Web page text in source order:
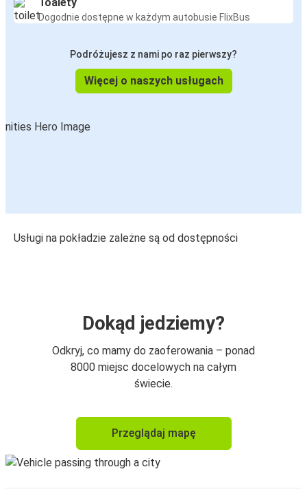
Dogodnie dostępne w każdym autobusie FlixBus
Podróżujesz z nami po raz pierwszy?
Więcej o naszych usługach
Usługi na pokładzie zależne są od dostępności
Dokąd jedziemy?
Odkryj, co mamy do zaoferowania – ponad
8000 miejsc docelowych na całym
świecie.
Przeglądaj mapę